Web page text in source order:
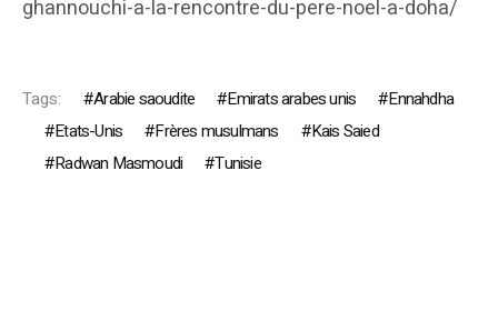
ghannouchi-a-la-rencontre-du-pere-noel-a-doha/
Tags: Arabie saoudite Emirats arabes unis
Ennahdha
Etats-Unis
Frères musulmans
Kais Saied
Radwan Masmoudi
Tunisie